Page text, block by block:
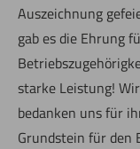
Auszeichnung
gab es die Ehrung
starke Leistung!
bedanken uns für
Grundstein für den